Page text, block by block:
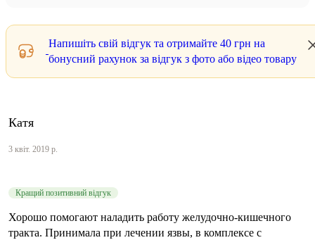
Напишіть свій відгук та отримайте 40 грн на
бонусний рахунок за відгук з фото або відео товару
Катя
3 квіт. 2019 р.
Кращий позитивний відгук
Хорошо помогают наладить работу желудочно-кишечного
тракта. Принимала при лечении язвы, в комплексе с